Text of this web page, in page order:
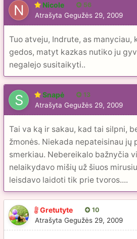
Nicole 56
Atrašyta Gegužės 29, 2009
Tuo atveju, Indrute, as manyciau,
gedos, matyt kazkas nutiko ju
negalejo susitaikyti..
Snapė 13
Atrašyta Gegužės 29, 2009
Tai va ką ir sakau, kad tai silpni,
žmonės. Niekada nepateisinau jų
smerkiau. Nebereikalo bažnyčia
nelaikydavo mišių už šiuos
leisdavo laidoti tik prie tvoros....
Gretutyte 10
Atrašyta Gegužės 29, 2009